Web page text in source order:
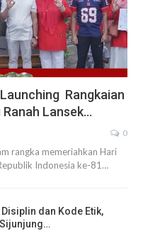
Rangkaian
Ranah Lansek…
0
rangka memeriahkan Hari
Indonesia ke-81…
dan Kode Etik,